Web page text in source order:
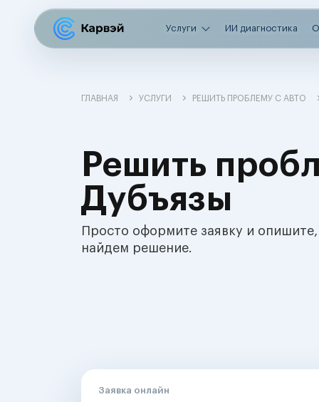
Услуги ИИ диагностика
ГЛАВНАЯ УСЛУГИ РЕШИТЬ ПРОБЛЕМУ С АВТО
Решить
Дубъязы
Просто оформите заявку и
найдем решение.
Заявка онлайн